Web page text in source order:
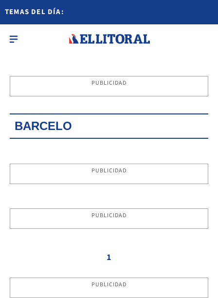
TEMAS DEL DÍA:
PUBLICIDAD
BARCELO
PUBLICIDAD
PUBLICIDAD
1
PUBLICIDAD